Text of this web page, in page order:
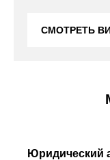
СМОТРЕТЬ
Юридический